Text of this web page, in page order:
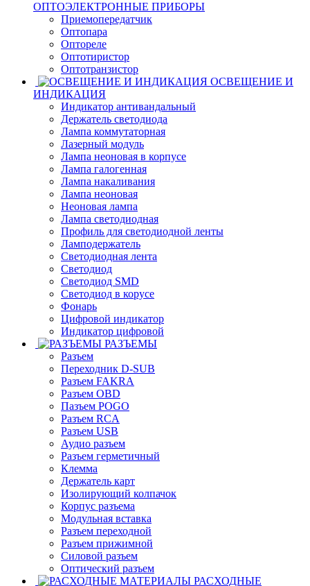
ОПТОЭЛЕКТРОННЫЕ ПРИБОРЫ
Приемопередатчик
Оптопара
Оптореле
Оптотиристор
Оптотранзистор
ОСВЕЩЕНИЕ И
ИНДИКАЦИЯ
Индикатор антивандальный
Держатель светодиода
Лампа коммутаторная
Лазерный модуль
Лампа неоновая в корпусе
Лампа галогенная
Лампа накаливания
Лампа неоновая
Неоновая лампа
Лампа светодиодная
Профиль для светодиодной ленты
Ламподержатель
Светодиодная лента
Светодиод
Светодиод SMD
Светодиод в корусе
Фонарь
Цифровой индикатор
Индикатор цифровой
РАЗЪЕМЫ
Разъем
Переходник D-SUB
Разъем FAKRA
Разъем OBD
Пазъем POGO
Разъем RCA
Разъем USB
Аудио разъем
Разъем герметичный
Клемма
Держатель карт
Изолирующий колпачок
Корпус разъема
Модульная вставка
Разъем переходной
Разъем прижимной
Силовой разъем
Оптический разъем
РАСХОДНЫЕ